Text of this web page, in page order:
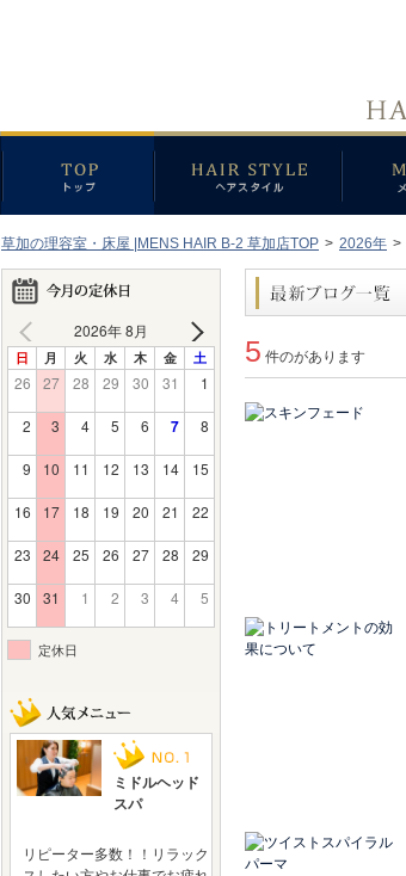
草加の理容室・床屋 |MENS HAIR B-2 草加店TOP > 2026年 >
5 件のがあります
2026年 8月
日 月 火 水 木 金 土
26 27 28 29 30 31 1
2 3 4 5 6 7 8
9 10 11 12 13 14 15
16 17 18 19 20 21 22
23 24 25 26 27 28 29
30 31 1 2 3 4 5
定休日
ミドルヘッド
スパ
リピーター多数！！リラック